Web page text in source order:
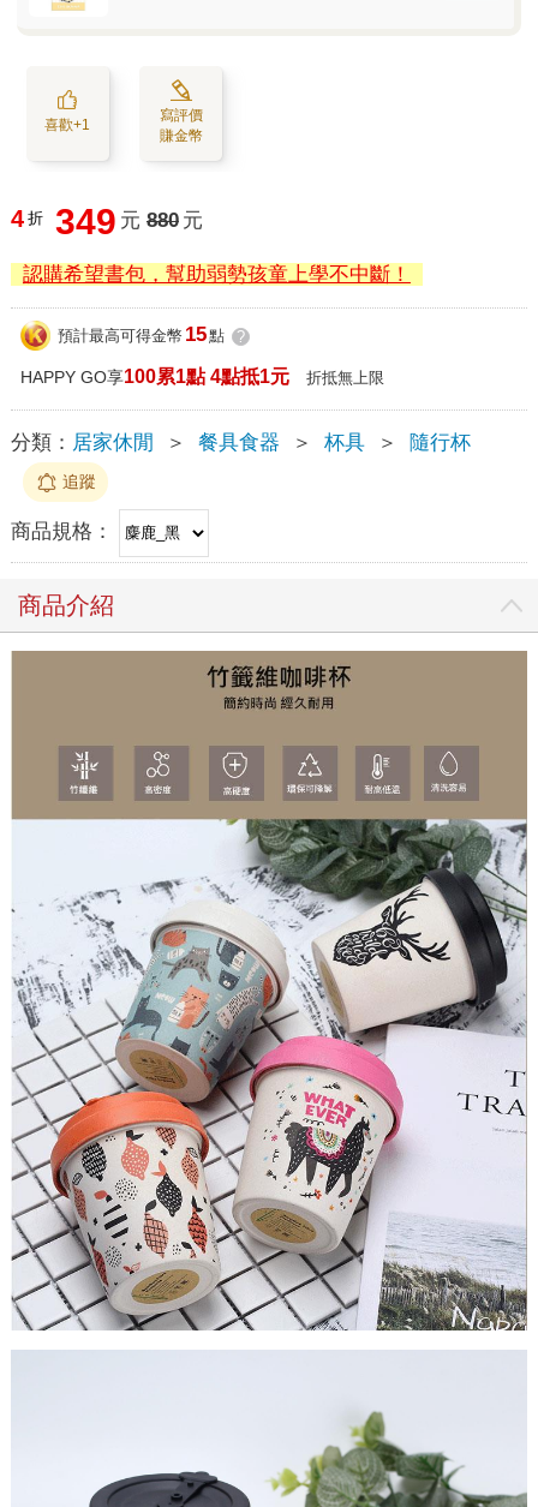
喜歡+1
寫評價
賺金幣
4 折 349 元 880 元
認購希望書包，幫助弱勢孩童上學不中斷！
預計最高可得金幣 15點 ?
HAPPY GO享100累1點 4點抵1元 折抵無上限
分類： 居家休閒 ＞ 餐具食器 ＞ 杯具 ＞ 隨行杯
追蹤
商品規格：
商品介紹